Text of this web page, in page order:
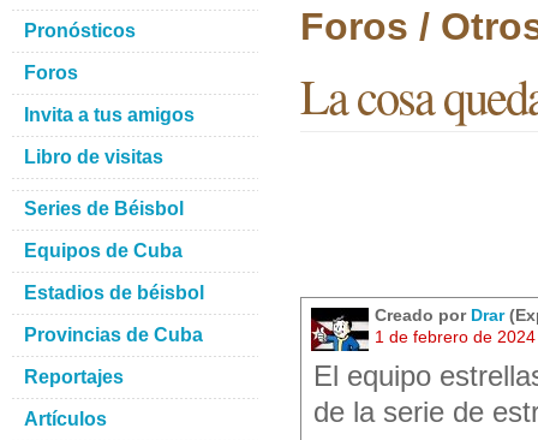
Foros /
La cosa
Creado por Drar
1 de febrero de
El equipo
de la serie de
Pronósticos
Foros
Invita a tus amigos
Libro de visitas
Series de Béisbol
Equipos de Cuba
Estadios de béisbol
Provincias de Cuba
Reportajes
Artículos